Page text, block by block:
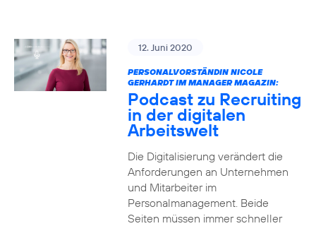
12. Juni 2020
PERSONALVORSTÄNDIN NICOLE
GERHARDT IM MANAGER MAGAZIN:
Podcast zu Recruiting
in der digitalen
Arbeitswelt
Die Digitalisierung verändert die
Anforderungen an Unternehmen
und Mitarbeiter im
Personalmanagement. Beide
Seiten müssen immer schneller